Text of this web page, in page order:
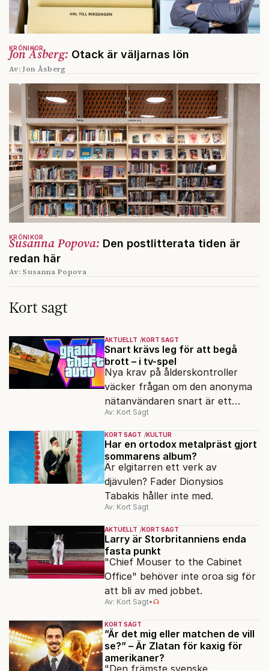
Jon Åsberg: Otack är väljarnas lön
KRÖNIKOR
Av: Jon Åsberg
Susanna Popova: Den postlitterata tiden är
redan här
KRÖNIKOR
Av: Susanna Popova
Kort sagt
AKTUELLT KORT SAGT
Snart krävs leg för att begå
brott – i tv-spel
Nya krav på ålderskontroller
väcker frågan om den anonyma
nätanvändaren snart är ett
minne blott.
Av: Kort Sagt
KORT SAGT KULTUR
Har en ortodox metalpräst gjort
sommarens album?
Är elgitarren ett verk av
djävulen? Fader Dionysios
Tabakis håller inte med.
Av: Kort Sagt
AKTUELLT KORT SAGT
Larry är Storbritanniens enda
fasta punkt
"Chief Mouser to the Cabinet
Office" behöver inte oroa sig för
att bli av med jobbet.
Av: Kort Sagt•
KORT SAGT
”Är det mig eller matchen de vill
se?” – Är Zlatan för kaxig för
amerikaner?
"Den främste svenske